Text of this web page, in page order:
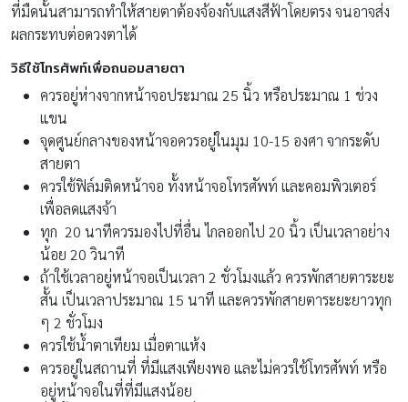
ที่มืดนั้นสามารถทำให้สายตาต้องจ้องกับแสงสีฟ้าโดยตรง จนอาจส่ง
ผลกระทบต่อดวงตาได้
วิธีใช้โทรศัพท์เพื่อถนอมสายตา
ควรอยู่ห่างจากหน้าจอประมาณ 25 นิ้ว หรือประมาณ 1 ช่วง
แขน
จุดศูนย์กลางของหน้าจอควรอยู่ในมุม 10-15 องศา จากระดับ
สายตา
ควรใช้ฟิล์มติดหน้าจอ ทั้งหน้าจอโทรศัพท์ และคอมพิวเตอร์
เพื่อลดแสงจ้า
ทุก 20 นาทีควรมองไปที่อื่น ไกลออกไป 20 นิ้ว เป็นเวลาอย่าง
น้อย 20 วินาที
ถ้าใช้เวลาอยู่หน้าจอเป็นเวลา 2 ชั่วโมงแล้ว ควรพักสายตาระยะ
สั้น เป็นเวลาประมาณ 15 นาที และควรพักสายตาระยะยาวทุก
ๆ 2 ชั่วโมง
ควรใช้น้ำตาเทียม เมื่อตาแห้ง
ควรอยู่ในสถานที่ ที่มีแสงเพียงพอ และไม่ควรใช้โทรศัพท์ หรือ
อยู่หน้าจอในที่ที่มีแสงน้อย